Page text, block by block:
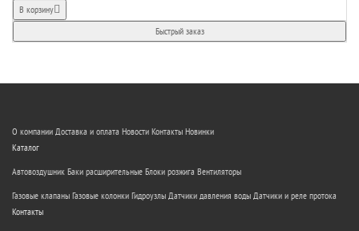
В корзину
Быстрый заказ
О компании Доставка и оплата Новости Контакты Новинки
Каталог
Автовоздушник Баки расширительные Блоки розжига Вентиляторы
Газовые клапаны Газовые колонки Гидроузлы Датчики давления воды Датчики и реле протока
Контакты